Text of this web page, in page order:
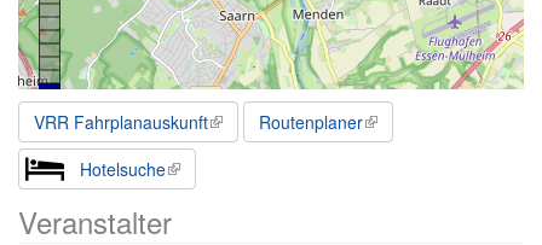
VRR Fahrplanauskunft
Routenplaner
Hotelsuche
Veranstalter